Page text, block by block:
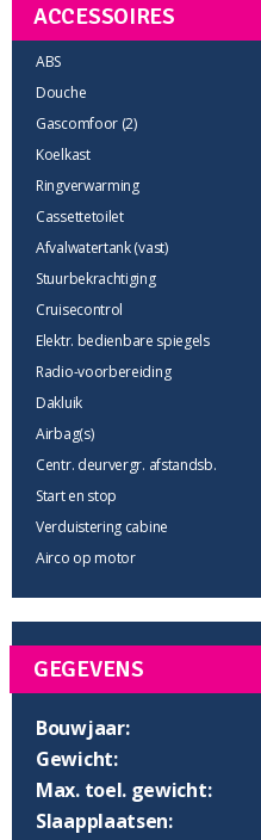
ACCESSOIRES
ABS
Douche
Gascomfoor (2)
Koelkast
Ringverwarming
Cassettetoilet
Afvalwatertank (vast)
Stuurbekrachtiging
Cruisecontrol
Elektr. bedienbare spiegels
Radio-voorbereiding
Dakluik
Airbag(s)
Centr. deurvergr. afstandsb.
Start en stop
Verduistering cabine
Airco op motor
GEGEVENS
Bouwjaar:
Gewicht:
Max. toel. gewicht:
Slaapplaatsen: